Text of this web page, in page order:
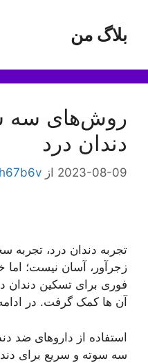
محتوابلاگ من
روش‌های سه
دندان درد
2023-08-09 از
تجربه دندان درد،
زجرآور، آسان نیست؛ اما
فوری برای تسکین دندان
آن ها کمک گرفت. در
استفاده از داروهای ضد
سه سوته و سریع برای